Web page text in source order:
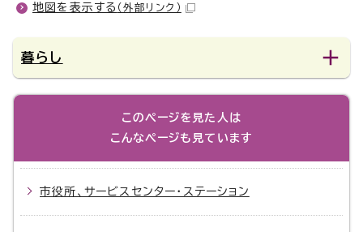
地図を表示する （外部リンク）
暮らし
このページを見た人は
こんなページも見ています
市役所、サービスセンター・ステーション